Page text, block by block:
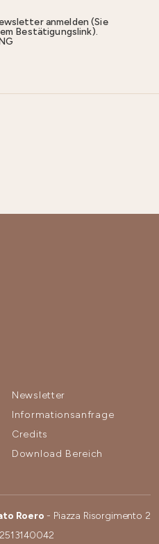
anmelden (Sie
Bestätigungslink).
Newsletter
Informationsanfrage
Credits
Download Bereich
Roero - Piazza Risorgimento 2